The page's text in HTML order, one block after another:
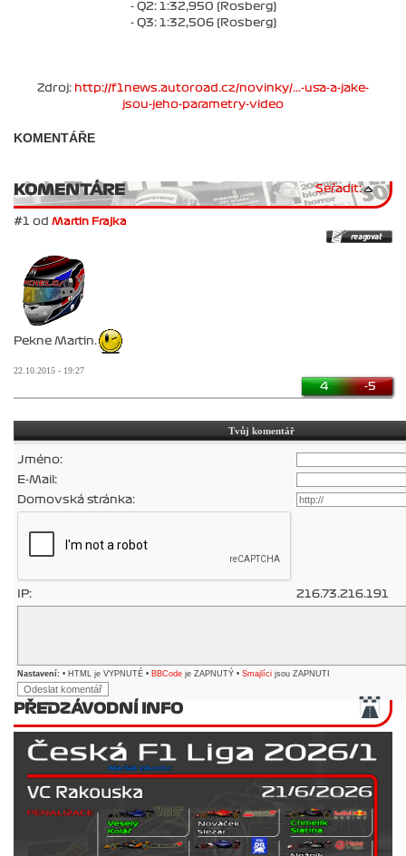
- Q2: 1:32,950 (Rosberg)
- Q3: 1:32,506 (Rosberg)
Zdroj: http://f1news.autoroad.cz/novinky/...-usa-a-jake-
jsou-jeho-parametry-video
KOMENTÁŘE
KOMENTÁRE Seřadit:
#1 od Martin Frajka
Pekne Martin.
22.10.2015 - 19:27
4 -5
Tvůj komentář
Jméno:
E-Mail:
Domovská stránka:
IP: 216.73.216.191
Nastavení: • HTML je VYPNUTÉ • BBCode je ZAPNUTÝ • Smajlíci jsou ZAPNUTI
PŘEDZÁVODNÍ INFO